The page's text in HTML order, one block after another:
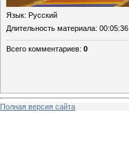
Язык: Русский
Длительность материала: 00:05:36
Всего комментариев: 0
Полная версия сайта